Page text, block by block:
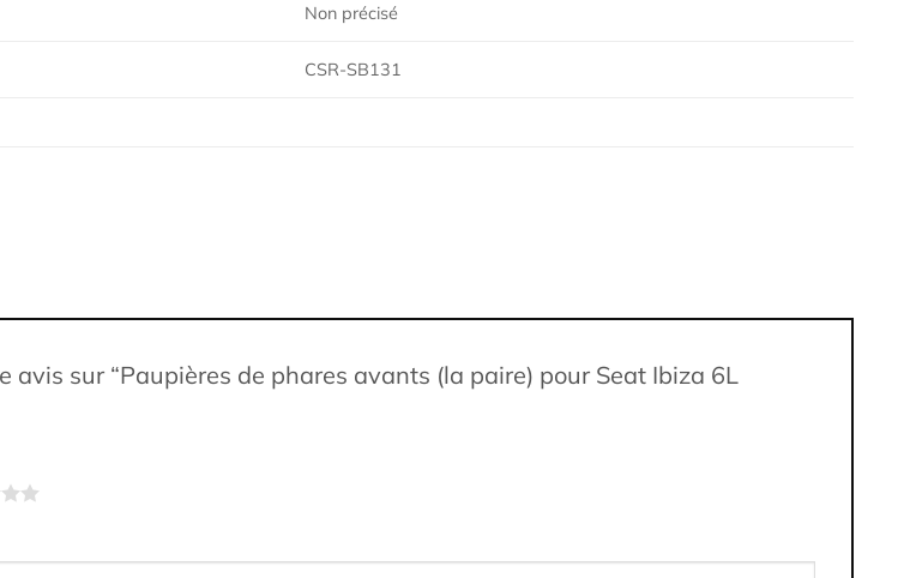
Non précisé
CSR-SB131
avis sur “Paupières de phares avants (la paire) pour Seat Ibiza 6L